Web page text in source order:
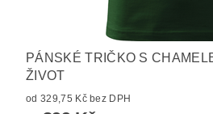
PÁNSKÉ TRIČKO S
ŽIVOT
od 329,75 Kč bez DPH